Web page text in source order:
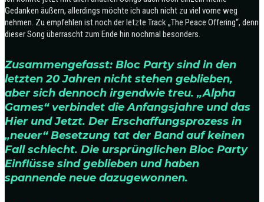
Gedanken äußern, allerdings möchte ich auch nicht zu viel vorne weg
nehmen. Zu empfehlen ist noch der letzte Track „The Peace Offering“, denn
dieser Song überrascht zum Ende hin nochmal besonders.
Zusammengefasst: Bloc Party sind in den
letzten 20 Jahren nicht stehen geblieben,
aber sich dennoch irgendwie treu. „Alpha
Games“ verbindet die Anfangsjahre und das
Hier und Jetzt. Der Erschaffungsprozess in
„neuer“ Besetzung tat der Band auf keinen
Fall schlecht. Die ursprünglichen Bloc Party
Einflüsse sind geblieben und haben
spannende neue dazugewonnen.